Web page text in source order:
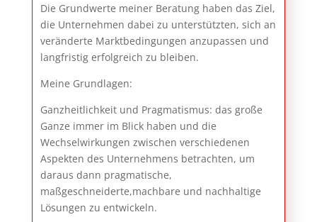
Die Grundwerte meiner Beratung haben das Ziel,
die Unternehmen dabei zu unterstützten, sich an
veränderte Marktbedingungen anzupassen und
langfristig erfolgreich zu bleiben.
Meine Grundlagen:
Ganzheitlichkeit und Pragmatismus: das große
Ganze immer im Blick haben und die
Wechselwirkungen zwischen verschiedenen
Aspekten des Unternehmens betrachten, um
daraus dann pragmatische,
maßgeschneiderte,machbare und nachhaltige
Lösungen zu entwickeln.